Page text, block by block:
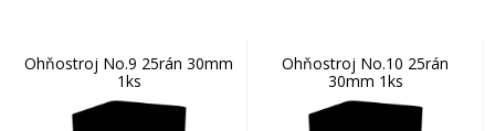
Ohňostroj No.9 25rán 30mm
1ks
Ohňostroj No.10 25rán
30mm 1ks